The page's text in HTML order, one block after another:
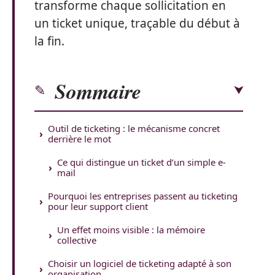
transforme chaque sollicitation en
un ticket unique, traçable du début à
la fin.
Sommaire
Outil de ticketing : le mécanisme concret
derrière le mot
Ce qui distingue un ticket d’un simple e-
mail
Pourquoi les entreprises passent au ticketing
pour leur support client
Un effet moins visible : la mémoire
collective
Choisir un logiciel de ticketing adapté à son